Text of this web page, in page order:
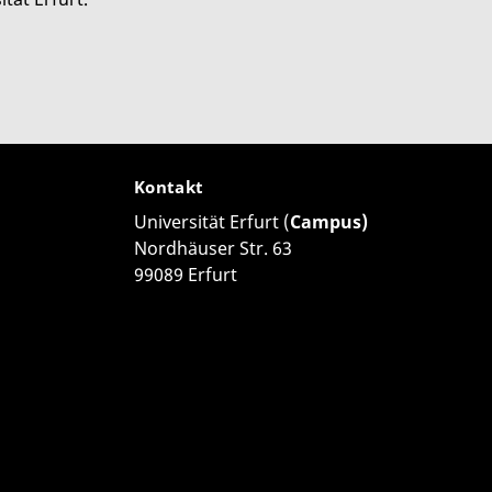
Kontakt
Universität Erfurt (Campus)
Nordhäuser Str. 63
99089 Erfurt